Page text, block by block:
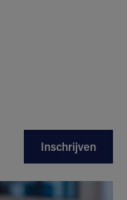
Inschrijven